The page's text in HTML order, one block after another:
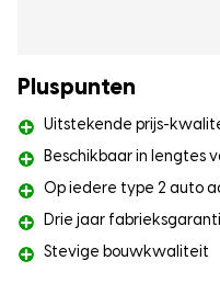
Pluspunten
Uitstekende prijs-
Beschikbaar in lengtes
Op iedere type 2 auto
Drie jaar
Stevige bouwkwaliteit